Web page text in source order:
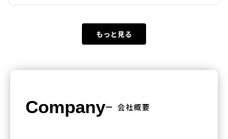
もっと見る
Companyー 会社概要